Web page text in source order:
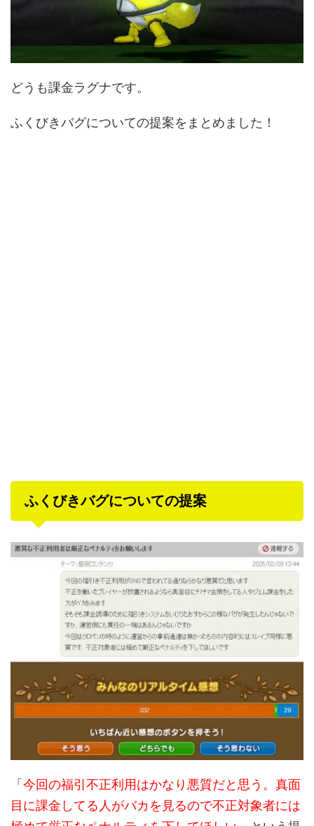
どうも課金ラグナです。
ふくびきバグについての提案をまとめました！
ふくびきバグについての提案
「今回の福引不正利用はかなり悪質だと思う。真面
目に課金してる人がバカを見るので不正対象者には